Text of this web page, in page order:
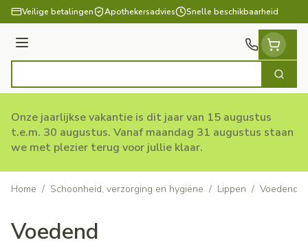
Ga naar de inhoud
Veilige betalingen Apothekersadvies Snelle beschikbaarheid
Menu
Zoek
Onze jaarlijkse vakantie is dit jaar van 15 augustus
t.e.m. 30 augustus. Vanaf maandag 31 augustus staan
we met plezier terug voor jullie klaar.
Home / Schoonheid, verzorging en hygiëne / Lippen / Voedend
Voedend